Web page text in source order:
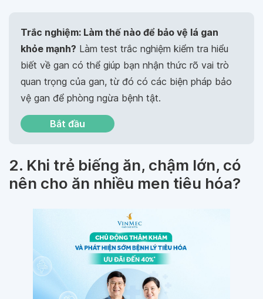
Trắc nghiệm: Làm thế nào để bảo vệ lá gan
khỏe mạnh? Làm test trắc nghiệm kiểm tra hiểu
biết về gan có thể giúp bạn nhận thức rõ vai trò
quan trọng của gan, từ đó có các biện pháp bảo
vệ gan để phòng ngừa bệnh tật.
Bắt đầu
2. Khi trẻ biếng ăn, chậm lớn, có
nên cho ăn nhiều men tiêu hóa?